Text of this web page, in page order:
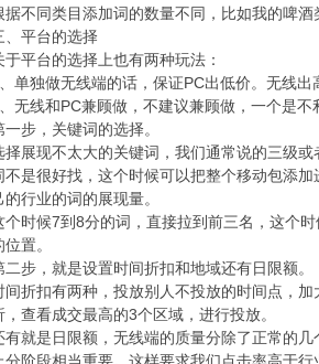
据不同类目添加词的数量不同，比如我的啤酒
、平台的选择
于平台的选择上也有两种玩法：
单独做无线端的话，保证PC出低价。无线出
无线和PC兼顾做，不建议兼顾做，一个是
一步，关键词的选择。
择展现不太大的关键词，我们通常说的三级
不是很好找，这个时候可以把整个移动包添
的行业的词的展现量。
个时候7到8分的词，直接拉到前三名，这个
位置。
二步，就是设置时间折扣和地域还有日限额。
间折扣有两种，投放别人不投放的时间点，
，查看成交最高的3个区域，进行投放。
有就是日限额，无线端的质量分除了正常的